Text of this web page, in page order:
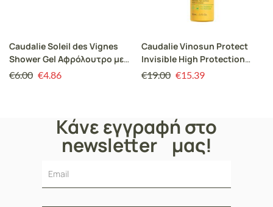
Caudalie Soleil des Vignes
Shower Gel Αφρόλουτρο με
Αλόη, Νότες Καρύδας, Άνθη
€6.00 €4.86
Caudalie Vinosun Protect
Invisible High Protection
Spray SPF50 Αντηλιακό
€19.00 €15.39
Κάνε εγγραφή στο
newsletter μας!